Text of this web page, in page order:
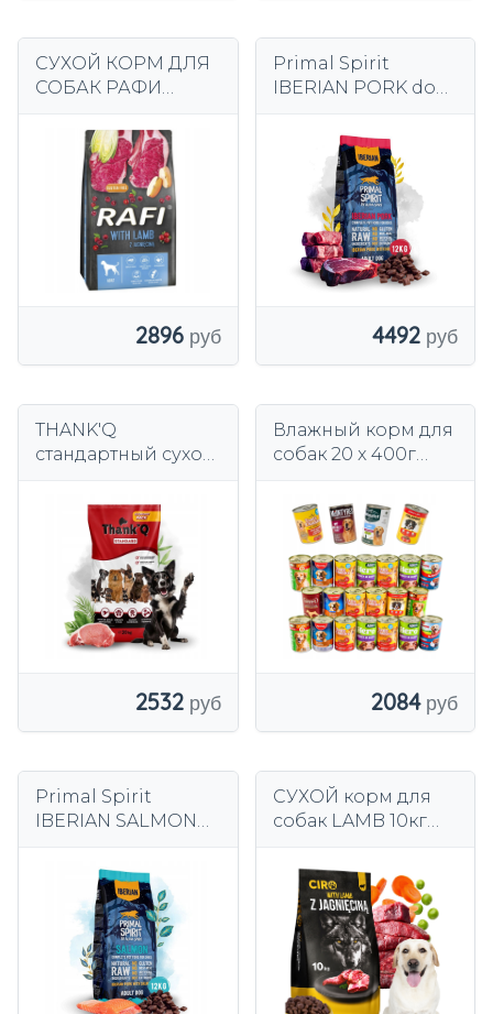
СУХОЙ КОРМ ДЛЯ
СОБАК РАФИ
2896
Primal Spirit
IBERIAN PORK dog
иберийская
ветчина 12 кг
4492
THANK'Q
стандартный сухой
вкусом ветчины с
витаминами 20 кг
2532
Влажный корм для
собак 20 х 400г
Can Mix Банки Mix
со вкусами 8 кг
2084
Primal Spirit
IBERIAN SALMON
свинина лосось 12
СУХОЙ корм для
собак LAMB 10кг
LABRADOR
GOLDEN
SHEPHERD